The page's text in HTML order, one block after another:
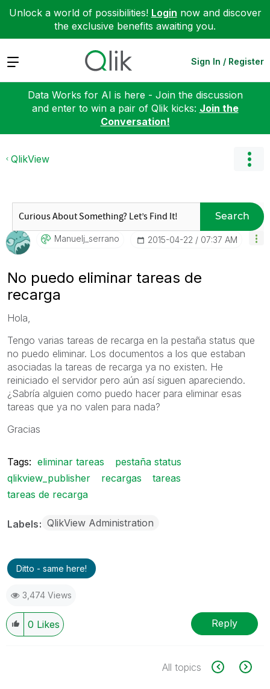
Unlock a world of possibilities! Login now and discover
the exclusive benefits awaiting you.
Expand Sign In / Register
Data Works for AI is here - Join the discussion
and enter to win a pair of Qlik kicks: Join the
Conversation!
QlikView
Search
Manuelj_serrano ‎2015-04-22 07:37 AM
No puedo eliminar tareas de
recarga
Hola,
Tengo varias tareas de recarga en la pestaña status que
no puedo eliminar. Los documentos a los que estaban
asociadas la tareas de recarga ya no existen. He
reiniciado el servidor pero aún así siguen apareciendo.
¿Sabría alguien como puedo hacer para eliminar esas
tareas que ya no valen para nada?
Gracias
Tags: eliminar tareas
pestaña status
qlikview_publisher
recargas
tareas
tareas de recarga
Labels QlikView Administration
Ditto - same here!
3,474 Views
0 Likes Reply
All topics